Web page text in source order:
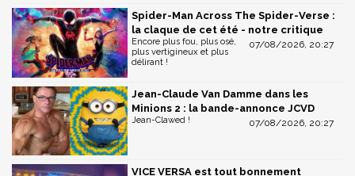
Spider-Man Across The Spider-Verse :
la claque de cet été - notre critique
07/08/2026, 20:27
Encore plus fou, plus osé,
plus vertigineux et plus
délirant !
Jean-Claude Van Damme dans les
Minions 2 : la bande-annonce JCVD
07/08/2026, 20:27
Jean-Clawed !
VICE VERSA est tout bonnement